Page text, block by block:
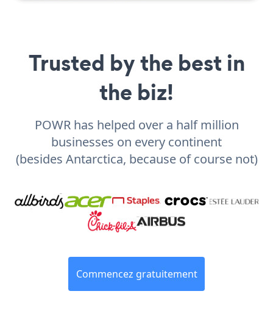
Trusted by the best in
the biz!
POWR has helped over a half million
businesses on every continent
(besides Antarctica, because of course not)
Commencez gratuitement